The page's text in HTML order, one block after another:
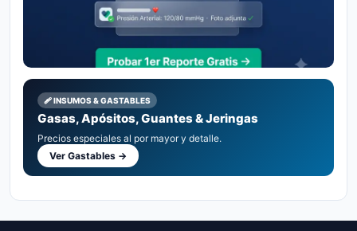
🩹 INSUMOS & GASTABLES
Gasas, Apósitos, Guantes & Jeringas
Precios especiales al por mayor y detalle.
Ver Gastables →